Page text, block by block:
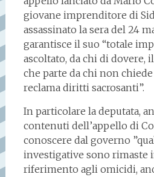
giovane imprenditore di
assassinato la sera del 24
garantisce il suo “totale
ascoltato, da chi di dovere,
che parte da chi non
reclama diritti sacrosanti”.
In particolare la deputata,
contenuti dell’appello di
conoscere dal governo
investigative sono rimaste
riferimento agli omicidi,